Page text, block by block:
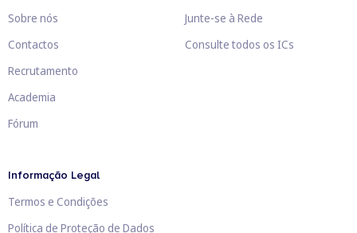
Sobre nós
Contactos
Recrutamento
Academia
Fórum
Junte-se à Rede
Consulte todos os ICs
Informação Legal
Termos e Condições
Política de Proteção de Dados